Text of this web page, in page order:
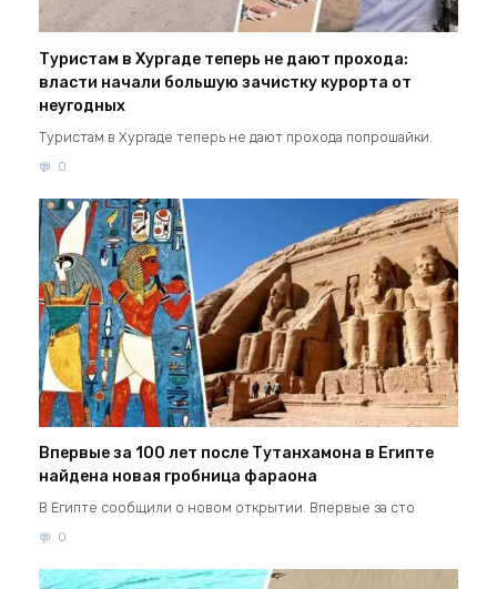
Туристам в Хургаде теперь не дают прохода:
власти начали большую зачистку курорта от
неугодных
Туристам в Хургаде теперь не дают прохода попрошайки.
0
Впервые за 100 лет после Тутанхамона в Египте
найдена новая гробница фараона
В Египте сообщили о новом открытии. Впервые за сто
0